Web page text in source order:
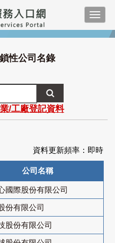
性公司名錄
/工廠登記資料
資料更新頻率：即時
公司名稱
國際股份有限公司
份有限公司
股份有限公司